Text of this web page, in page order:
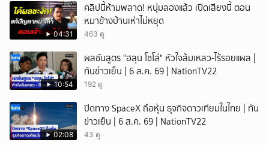
04:31
คลิปนี้ห้ามพลาด! หนุ่มลองแล้ว เปิดเสียงนี้ ตอน
หมาข้างบ้านเห่าไม่หยุด
463 ดู
10:54
ผลชันสูตร "ฮลุน โซโล่" หัวใจล้มเหลว-ไร้รอยแผล |
ทันข่าวเย็น | 6 ส.ค. 69 | NationTV22
192 ดู
02:08
ปิดทาง SpaceX ถือหุ้น ธุจกิจดาวเทียมในไทย | ทัน
ข่าวเย็น | 6 ส.ค. 69 | NationTV22
43 ดู